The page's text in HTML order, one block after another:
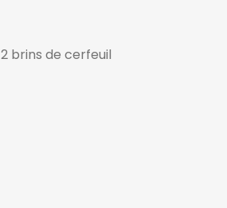
2 brins de cerfeuil